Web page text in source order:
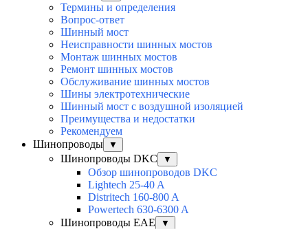
Термины и определения
Вопрос-ответ
Шинный мост
Неисправности шинных мостов
Монтаж шинных мостов
Ремонт шинных мостов
Обслуживание шинных мостов
Шины электротехнические
Шинный мост с воздушной изоляцией
Преимущества и недостатки
Рекомендуем
Шинопроводы
▼
Шинопроводы DKC ▼
Обзор шинопроводов DKC
Lightech 25-40 A
Distritech 160-800 A
Powertech 630-6300 A
Шинопроводы EAE
▼